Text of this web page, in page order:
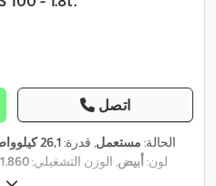
اتصل
الحالة: مستعمل, قدرة:26,1 كيلوواط (35,49 حصان)
لون: أبيض, الوزن التشغيلي:1.860 كجم
,